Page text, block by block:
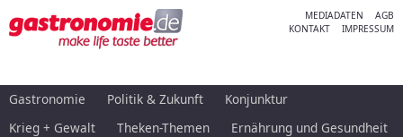
MEDIADATEN
AGB
KONTAKT
IMPRESSUM
Gastronomie Politik & Zukunft
Konjunktur
Krieg + Gewalt
Theken-Themen
Ernährung und Gesundheit